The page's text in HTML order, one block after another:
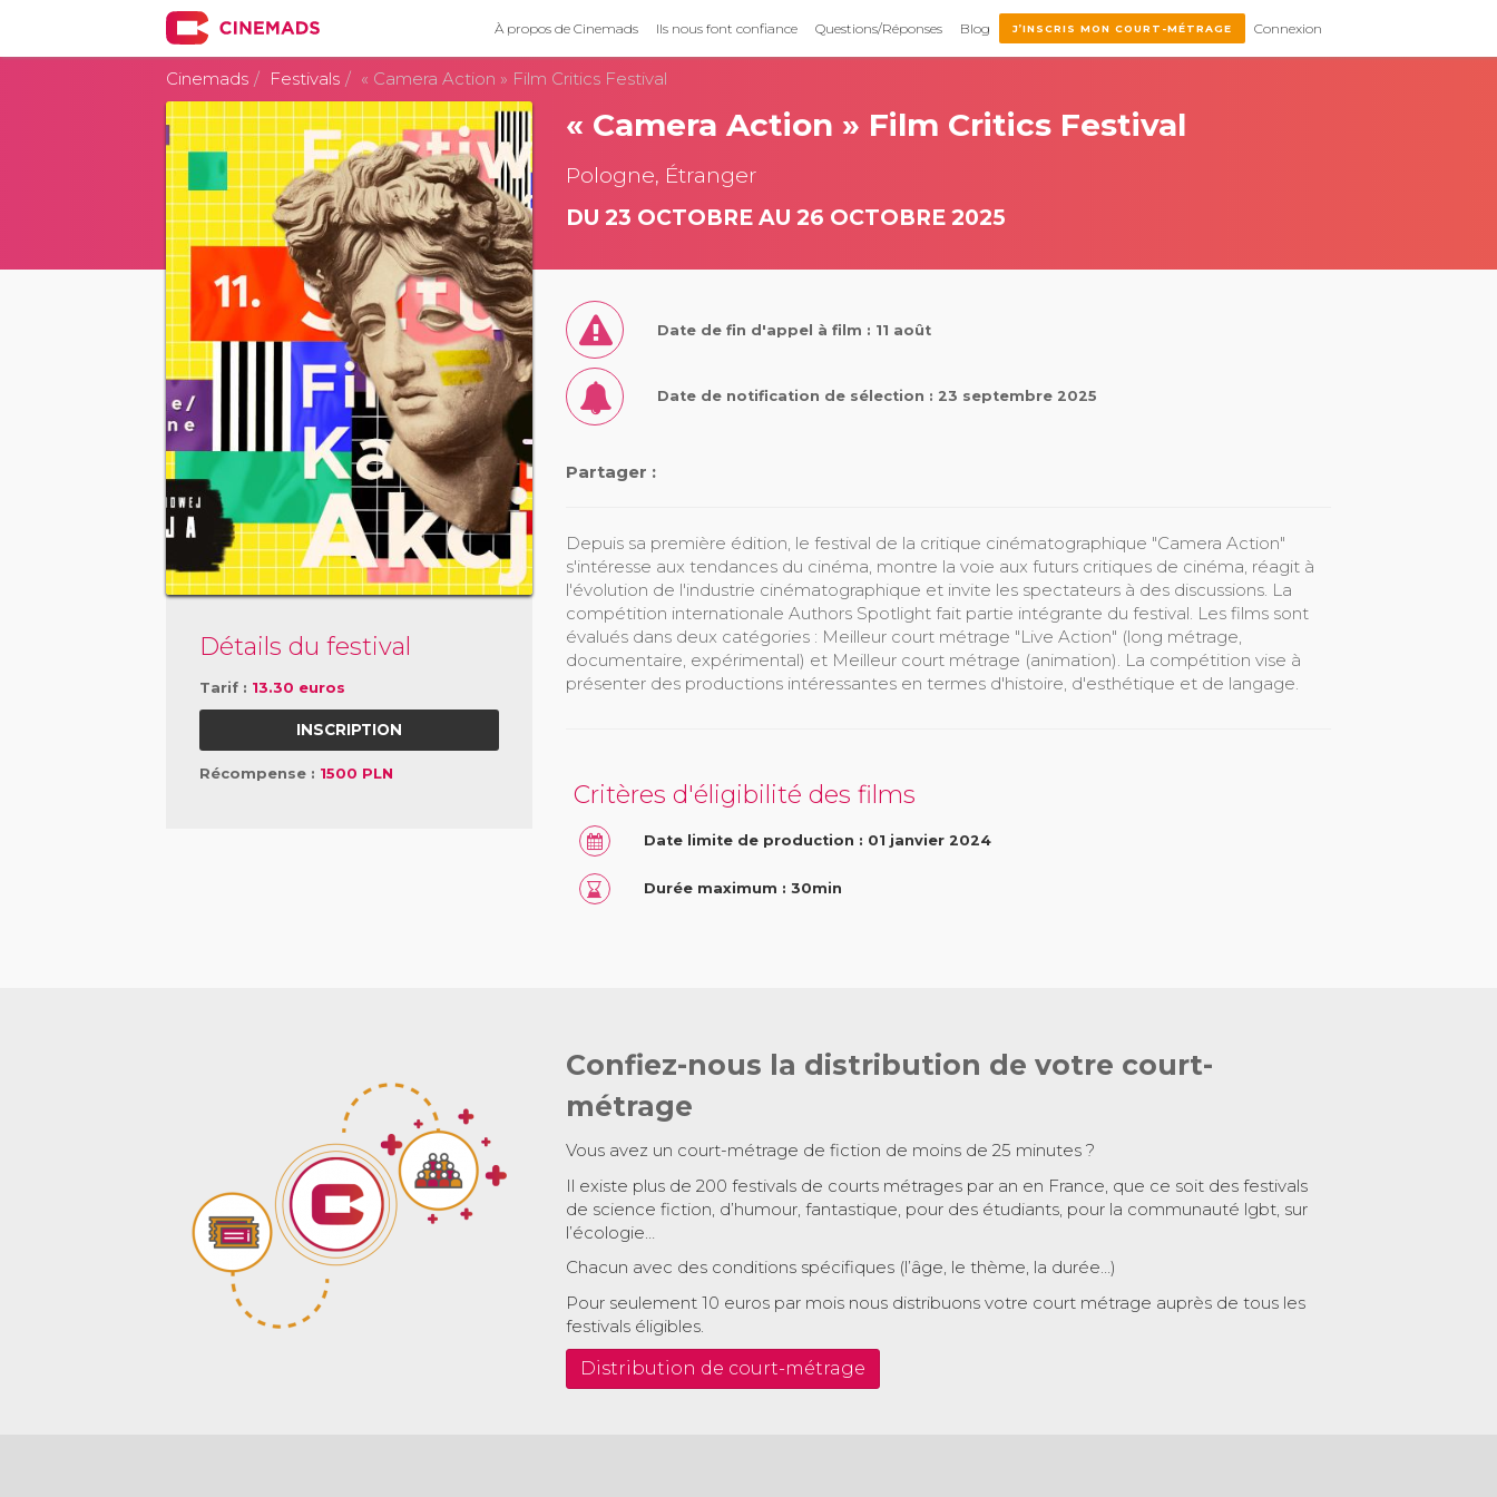
À propos de Cinemads Ils nous font confiance Questions/Réponses Blog J’INSCRIS MON COURT-MÉTRAGE Connexion
Cinemads Festivals « Camera Action » Film Critics Festival
Détails du festival
Tarif : 13.30 euros
INSCRIPTION
Récompense : 1500 PLN
« Camera Action » Film Critics Festival
Pologne, Étranger
DU 23 OCTOBRE AU 26 OCTOBRE 2025
Date de fin d'appel à film : 11 août
Date de notification de sélection : 23 septembre 2025
Partager :
Depuis sa première édition, le festival de la critique cinématographique "Camera Action"
s'intéresse aux tendances du cinéma, montre la voie aux futurs critiques de cinéma, réagit à
l'évolution de l'industrie cinématographique et invite les spectateurs à des discussions. La
compétition internationale Authors Spotlight fait partie intégrante du festival. Les films sont
évalués dans deux catégories : Meilleur court métrage "Live Action" (long métrage,
documentaire, expérimental) et Meilleur court métrage (animation). La compétition vise à
présenter des productions intéressantes en termes d'histoire, d'esthétique et de langage.
Critères d'éligibilité des films
Date limite de production : 01 janvier 2024
Durée maximum : 30min
Confiez-nous la distribution de votre court-
métrage
Vous avez un court-métrage de fiction de moins de 25 minutes ?
Il existe plus de 200 festivals de courts métrages par an en France, que ce soit des festivals
de science fiction, d’humour, fantastique, pour des étudiants, pour la communauté lgbt, sur
l’écologie…
Chacun avec des conditions spécifiques (l’âge, le thème, la durée…)
Pour seulement 10 euros par mois nous distribuons votre court métrage auprès de tous les
festivals éligibles.
Distribution de court-métrage